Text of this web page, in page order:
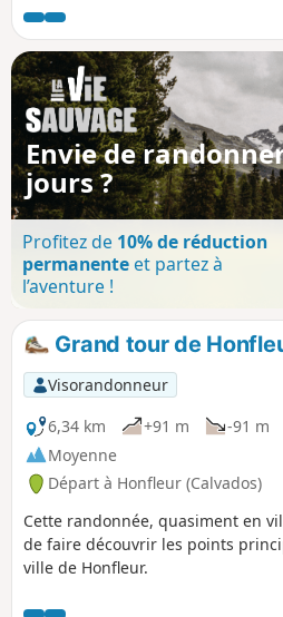
et retour dans le bois avec ses
rhododendrons.
Envie de
jours ?
Profitez de 10% de réduction
permanenteet partez à
l’aventure !
Grand tour de
Visorandonneur
6,34 km
+91 m -91 m
Moyenne
Départ à Honfleur (Calvados)
Cette randonnée, quasiment en
de faire découvrir les points
ville de Honfleur.